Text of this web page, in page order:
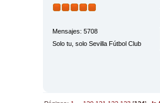
Mensajes: 5708
Solo tu, solo Sevilla Fútbol Club